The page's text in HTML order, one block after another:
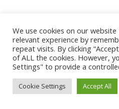
We use cookies on our
relevant experience by
repeat visits. By clicking
of ALL the cookies. However,
Settings" to provide a
Cookie Settings Accept All